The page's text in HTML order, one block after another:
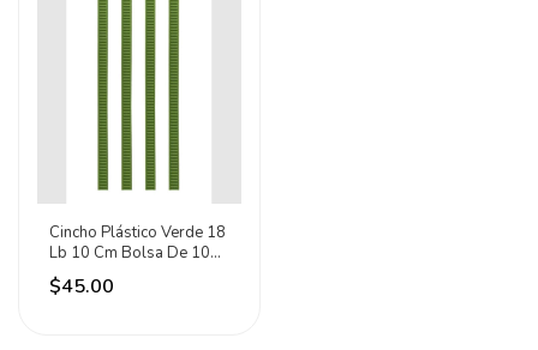
Cincho Plástico Verde 18
Lb 10 Cm Bolsa De 100
Piezas 41012
$45.00